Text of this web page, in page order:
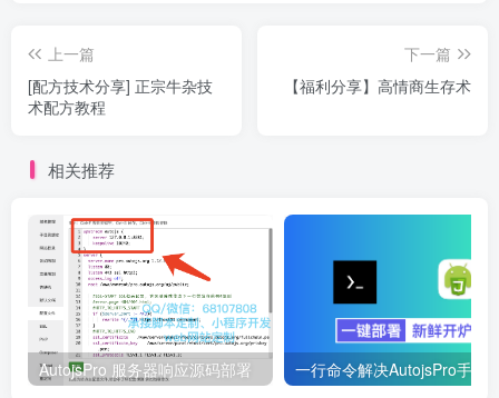
无意识地流露出来。通过系统学习和细心观察，掌握猜
心术可以帮助人们更有效地沟通、避免误解、达成目
文章大纲：
介绍“苦丁香书斋”丛书的缘起与主旨（关注人生的“背面”
问题）。
说明《猜心术》是丛书之一，旨在阐释揣摩他人心理的
方法。
上一篇
[配方技术分享] 正宗牛杂技
术配方教程
下一篇
【福利分享】高情商生存术
相关推荐
AutojsPro 服务器响应源码部署